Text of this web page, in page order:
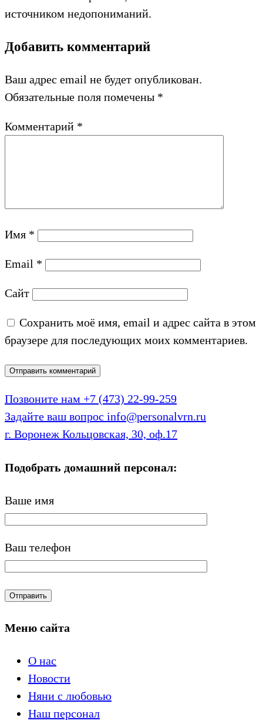
источником недопониманий.
Добавить комментарий
Ваш адрес email не будет опубликован.
Обязательные поля помечены *
Комментарий *
Имя *
Email *
Сайт
Сохранить моё имя, email и адрес сайта в этом
браузере для последующих моих комментариев.
Позвоните нам +7 (473) 22-99-259
Задайте ваш вопрос info@personalvrn.ru
г. Воронеж Кольцовская, 30, оф.17
Подобрать домашний персонал:
Ваше имя
Ваш телефон
Меню сайта
О нас
Новости
Няни с любовью
Наш персонал